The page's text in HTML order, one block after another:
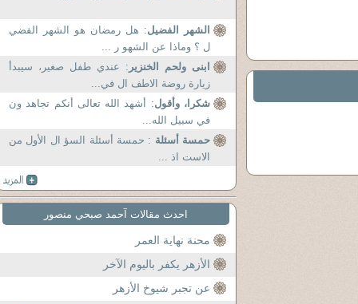
الشهر الفضيل: هل رمضان هو الشهر الفضي
ل ؟ وماذا عن الشهو ر ...
ابنى ولحم الخنزير : عندي طفل صغير، سيبدأ
زيارة روضة الاطف ال في...
شكرا، وأقول: أشهد الله تعالى أنكم تجاهد ون
في سبيل الله...
حمسة أسئلة : حمسة أسئلة السؤ ال الأول من
الاست اذ ...
احدث مقالات آحمد صبحي منصور
محنة نهاية العمر
الأزهر يكفر باليوم الآخر
عن تجبر شيوخ الأزهر